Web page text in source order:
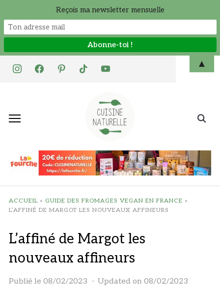
instagramfacebookpinteresttiktok youtube
Search
ACCUEIL » GUIDE DES FROMAGES VEGAN EN FRANCE »
L’AFFINÉ DE MARGOT LES NOUVEAUX AFFINEURS
L’affiné de Margot les
nouveaux affineurs
Publié le 08/02/2023 Updated on 08/02/2023
Reçois ma newsletter mensuelle
▲